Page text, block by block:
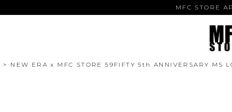
MFC STORE
NEW ERA x MFC STORE 59FIFTY 5th ANNIVERSARY MS